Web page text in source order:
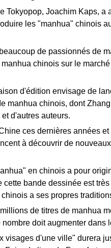
Tokyopop, Joachim Kaps, a
les "manhua" chinois
de passionnés de
chinois sur le
d'édition envisage de
manhua chinois, dont
d'autres auteurs.
ces dernières années
à découvrir de
en chinois a pour
bande dessinée est
a ses propres
de titres de manhua
doit augmenter dans
visages d'une ville" durera